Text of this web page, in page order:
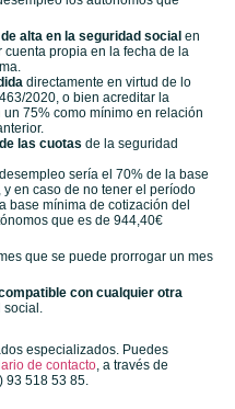
alta en la seguridad social en
propia en la fecha de la
directamente en virtud de lo
2020, o bien acreditar la
75% como mínimo en relación
las cuotas de la seguridad
sería el 70% de la base
en caso de no tener el período
base mínima de cotización del
que es de 944,40€
que se puede prorrogar un mes
con cualquier otra
social.
especializados. Puedes
de contacto, a través de
93 518 53 85.